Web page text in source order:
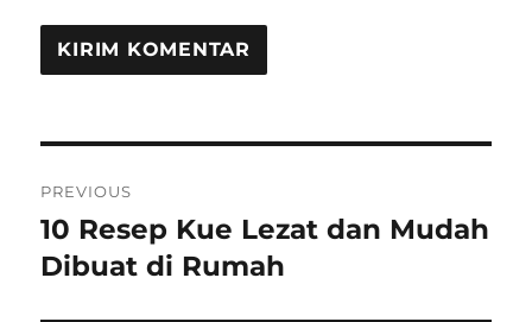
pos
PREVIOUS
Previous
post:
10 Resep Kue Lezat dan Mudah
Dibuat di Rumah